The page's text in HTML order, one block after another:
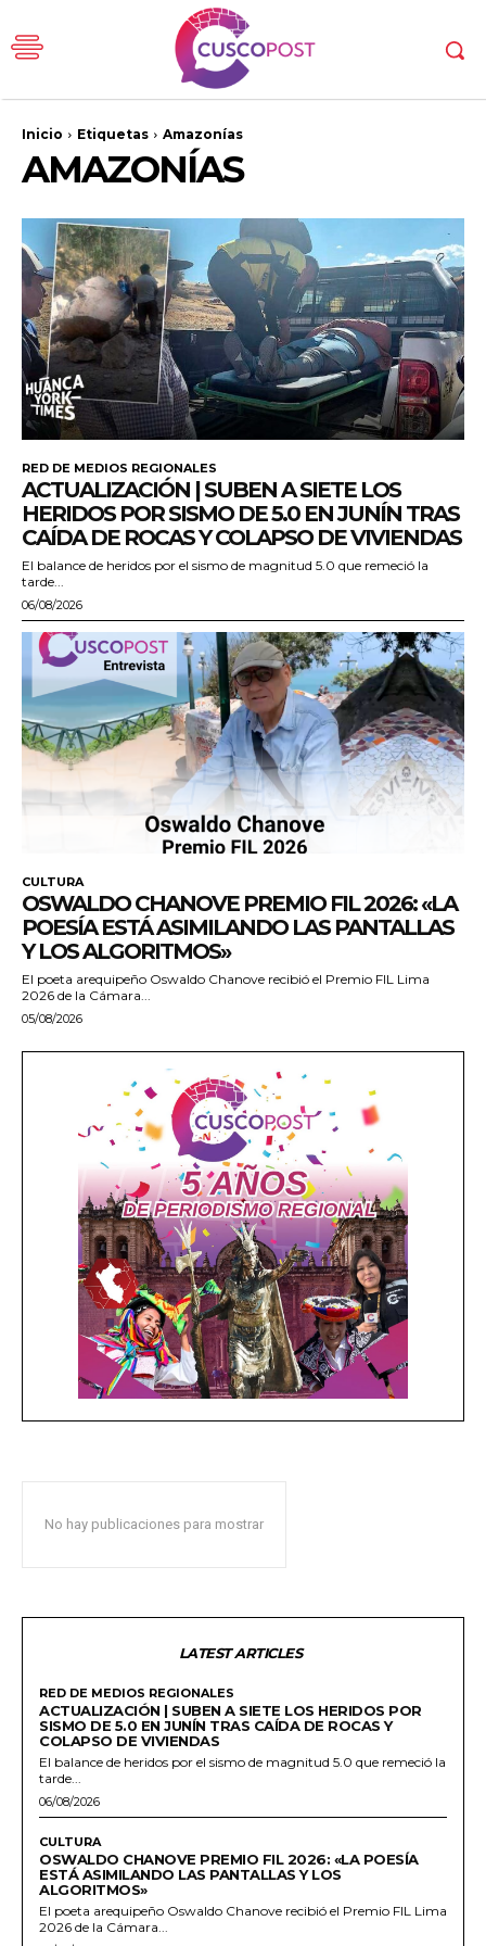
Inicio Etiquetas Amazonías
AMAZONÍAS
RED DE MEDIOS REGIONALES
ACTUALIZACIÓN | SUBEN A SIETE LOS
HERIDOS POR SISMO DE 5.0 EN JUNÍN TRAS
CAÍDA DE ROCAS Y COLAPSO DE VIVIENDAS
El balance de heridos por el sismo de magnitud 5.0 que remeció la
tarde...
06/08/2026
CULTURA
OSWALDO CHANOVE PREMIO FIL 2026: «LA
POESÍA ESTÁ ASIMILANDO LAS PANTALLAS
Y LOS ALGORITMOS»
El poeta arequipeño Oswaldo Chanove recibió el Premio FIL Lima
2026 de la Cámara...
05/08/2026
No hay publicaciones para mostrar
LATEST ARTICLES
RED DE MEDIOS REGIONALES
ACTUALIZACIÓN | SUBEN A SIETE LOS HERIDOS POR
SISMO DE 5.0 EN JUNÍN TRAS CAÍDA DE ROCAS Y
COLAPSO DE VIVIENDAS
El balance de heridos por el sismo de magnitud 5.0 que remeció la
tarde...
06/08/2026
CULTURA
OSWALDO CHANOVE PREMIO FIL 2026: «LA POESÍA
ESTÁ ASIMILANDO LAS PANTALLAS Y LOS
ALGORITMOS»
El poeta arequipeño Oswaldo Chanove recibió el Premio FIL Lima
2026 de la Cámara...